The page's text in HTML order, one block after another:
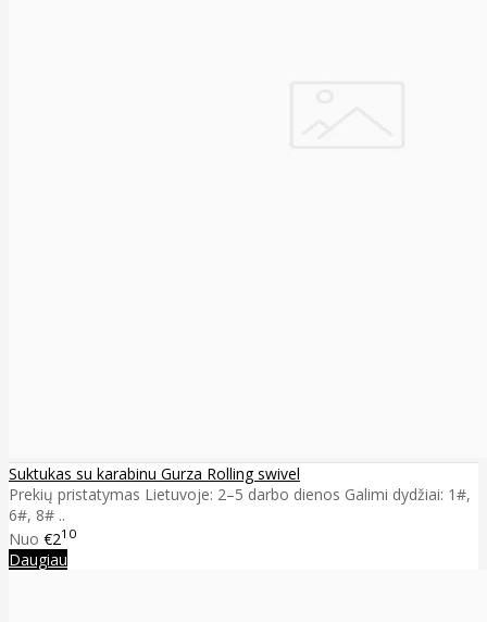
Suktukas su karabinu Gurza Rolling swivel
Prekių pristatymas Lietuvoje: 2–5 darbo dienos Galimi dydžiai: 1#,
6#, 8# ..
Nuo €210
Daugiau